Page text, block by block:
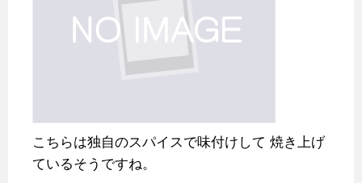
こちらは独自のスパイスで味付けして 焼き上げ
ているそうですね。